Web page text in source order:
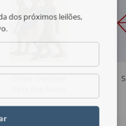
dos próximos leilões,